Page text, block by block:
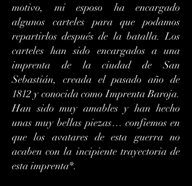
motivo, mi esposo ha encargado
algunos carteles para que podamos
repartirlos después de la batalla. Los
carteles han sido encargados a una
imprenta de la ciudad de San
Sebastián, creada el pasado año de
1812 y conocida como Imprenta Baroja.
Han sido muy amables y han hecho
unas muy bellas piezas… confiemos en
que los avatares de esta guerra no
acaben con la incipiente trayectoria de
esta imprenta*.